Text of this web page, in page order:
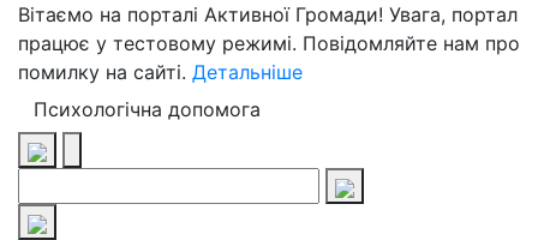
Вітаємо на порталі Активної Громади! Увага, портал
працює у тестовому режимі. Повідомляйте нам про
помилку на сайті. Детальніше
Психологічна допомога